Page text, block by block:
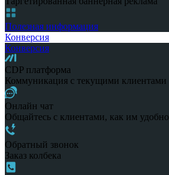
Полезная информация
Конверсия
Конверсия
CDP платформа
Коммуникация с текущими клиентами
Онлайн чат
Общайтесь с клиентами, как им удобно
Обратный звонок
Заказ колбека